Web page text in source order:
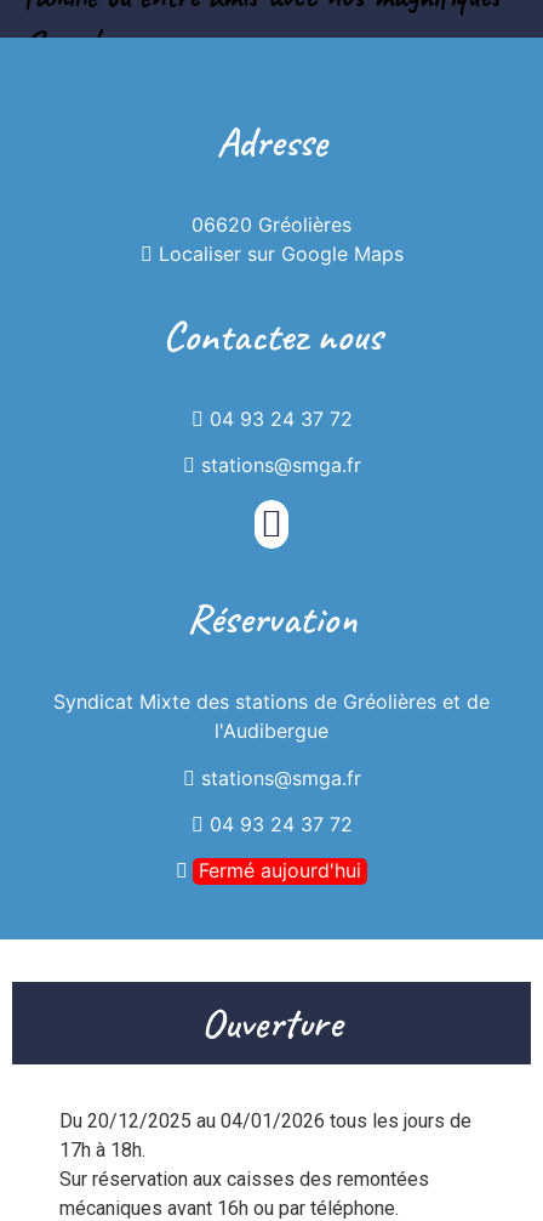
Snooc!
Adresse
06620 Gréolières
Localiser sur Google Maps
Contactez nous
04 93 24 37 72
stations@smga.fr
Réservation
Syndicat Mixte des stations de Gréolières et de
l'Audibergue
stations@smga.fr
04 93 24 37 72
Fermé aujourd'hui
Ouverture
Du 20/12/2025 au 04/01/2026 tous les jours de
17h à 18h.
Sur réservation aux caisses des remontées
mécaniques avant 16h ou par téléphone.